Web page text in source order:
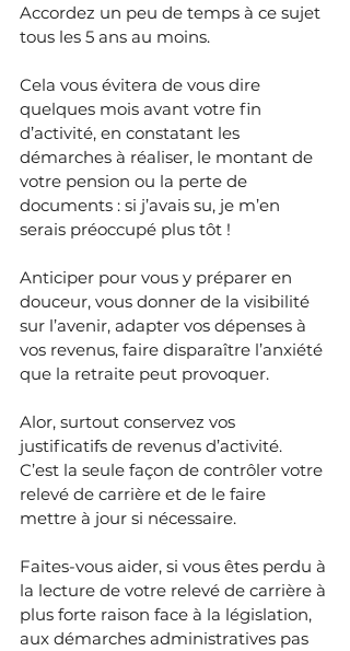
Accordez un peu de temps à ce sujet
tous les 5 ans au moins.
Cela vous évitera de vous dire
quelques mois avant votre fin
d’activité, en constatant les
démarches à réaliser, le montant de
votre pension ou la perte de
documents : si j’avais su, je m’en
serais préoccupé plus tôt !
Anticiper pour vous y préparer en
douceur, vous donner de la visibilité
sur l’avenir, adapter vos dépenses à
vos revenus, faire disparaître l’anxiété
que la retraite peut provoquer.
Alor, surtout conservez vos
justificatifs de revenus d’activité.
C’est la seule façon de contrôler votre
relevé de carrière et de le faire
mettre à jour si nécessaire.
Faites-vous aider, si vous êtes perdu à
la lecture de votre relevé de carrière à
plus forte raison face à la législation,
aux démarches administratives pas